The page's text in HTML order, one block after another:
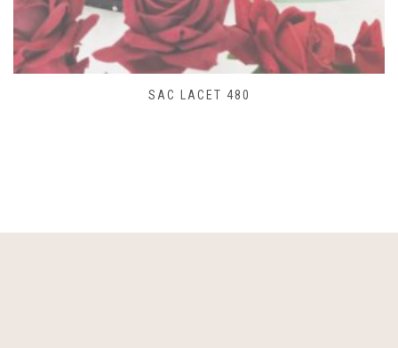
SAC LACET 480